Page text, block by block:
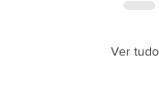
Ver tudo